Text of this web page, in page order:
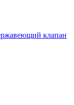
клапан